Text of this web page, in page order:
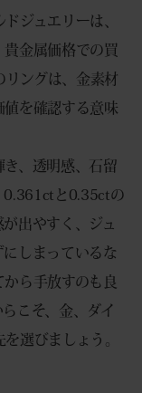
ジュエリーは、
貴金属価格での買
リングは、金素材
値を確認する意味
、透明感、石留
0.361ctと0.35ctの
出やすく、ジュ
しまっているな
ら手放すのも良
こそ、金、ダイ
選びましょう。